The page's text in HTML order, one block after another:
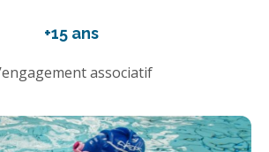
+15 ans
associatif